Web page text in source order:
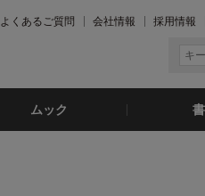
よくあるご質問 会社情報 採用情報
ムック